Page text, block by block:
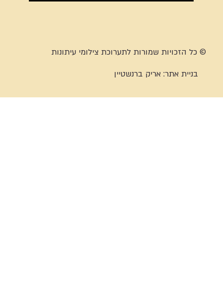
© כל הזכויות שמורות לתערוכת צילומי עיתונות
בניית אתר:אריק ברנשטיין